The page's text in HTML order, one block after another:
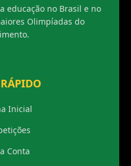
educação no Brasil e no
Olimpíadas do
Inicial
Conta